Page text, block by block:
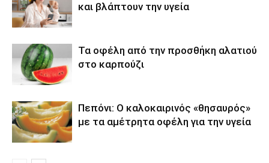
και βλάπτουν την υγεία
Τα οφέλη από την προσθήκη αλατιού
στο καρπούζι
Πεπόνι: Ο καλοκαιρινός «θησαυρός»
με τα αμέτρητα οφέλη για την υγεία